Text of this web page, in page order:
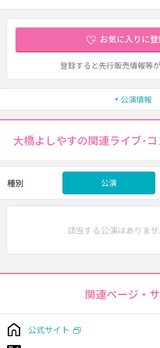
お気に入りに登
登録すると先行販売情報等
公演情報
大橋よしやすの関連ライブ･
種別 公演
該当する公演はありませ
関連ページ・
公式サイト